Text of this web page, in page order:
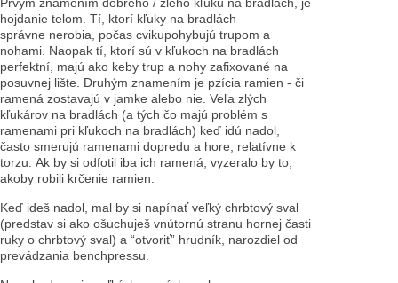
hojdanie telom. Tí, ktorí kľuky na bradlách
správne nerobia počas cvikupohybujú trupom a
nohami. Naopak tí, ktorí sú v kľukoch na bradlách
perfektní, majú ako keby trup a nohy zafixované na
posuvnej lište. Druhým znamením je pzícia ramien - či
ramená zostavajú v jamke alebo nie. Veľa zlých
kľukárov na bradlách (a tých čo majú problém s
ramenami pri kľukoch na bradlách) keď idú nadol
často smerujú ramenami dopredu a hore, relatívne k
torzu. Ak by si odfotil iba ich ramená, vyzeralo by to,
akoby robili krčenie ramien.
Keď ideš nadol, mal by si napínať veľký chrbtový sval
(predstav si ako ošuchuješ vnútornú stranu hornej časti
ruky o chrbtový sval) a “otvoriť” hrudník, narozdiel od
prevádzania benchpressu.